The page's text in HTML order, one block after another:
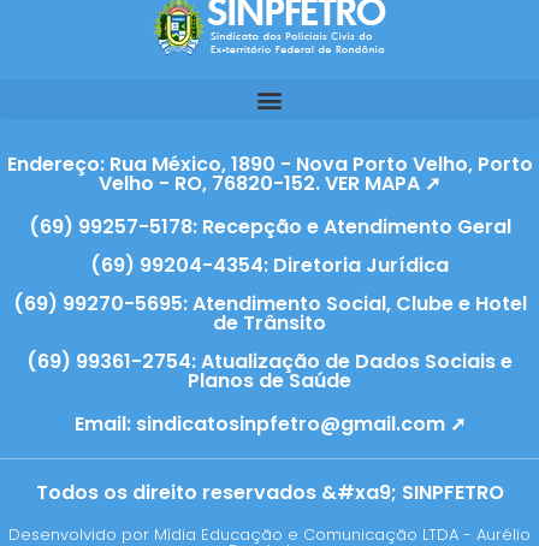
Endereço: Rua México, 1890 - Nova Porto Velho, Porto
Velho - RO, 76820-152. VER MAPA ➚
(69) 99257-5178: Recepção e Atendimento Geral
(69) 99204-4354: Diretoria Jurídica
(69) 99270-5695: Atendimento Social, Clube e Hotel
de Trânsito
(69) 99361-2754: Atualização de Dados Sociais e
Planos de Saúde
Email: sindicatosinpfetro@gmail.com ➚
Todos os direito reservados &#xa9; SINPFETRO
Desenvolvido por Mídia Educação e Comunicação LTDA - Aurélio